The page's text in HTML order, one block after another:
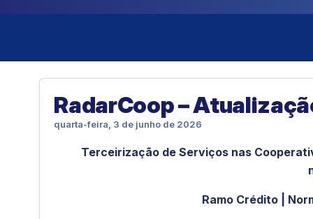
RadarCoop –
quarta-feira, 3 de junho de 2026
Terceirização de Serviços nas
Ramo Crédito |